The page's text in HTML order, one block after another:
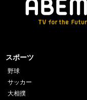
スポーツ
野球
サッカー
大相撲